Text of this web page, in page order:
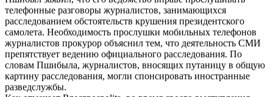
телефонные разговоры журналистов, занимающихся
расследованием обстоятельств крушения президентского
самолета. Необходимость прослушки мобильных телефонов
журналистов прокурор объяснил тем, что деятельность СМИ
препятствует ведению официального расследования. По
словам Пшибыла, журналистов, вносящих путаницу в общую
картину расследования, могли спонсировать иностранные
разведслужбы.